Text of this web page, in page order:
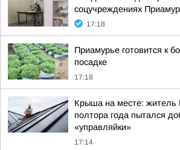
соцучреждениях
17:18
Приамурье готовится к
посадке
17:18
Крыша на месте: житель
полтора года пытался
«управляйки»
17:14